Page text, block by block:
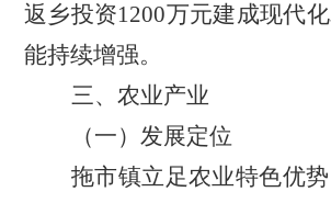
返乡投资1200万元建成现代
能持续增强。
三、农业产业
（一）发展定位
拖市镇立足农业特色优